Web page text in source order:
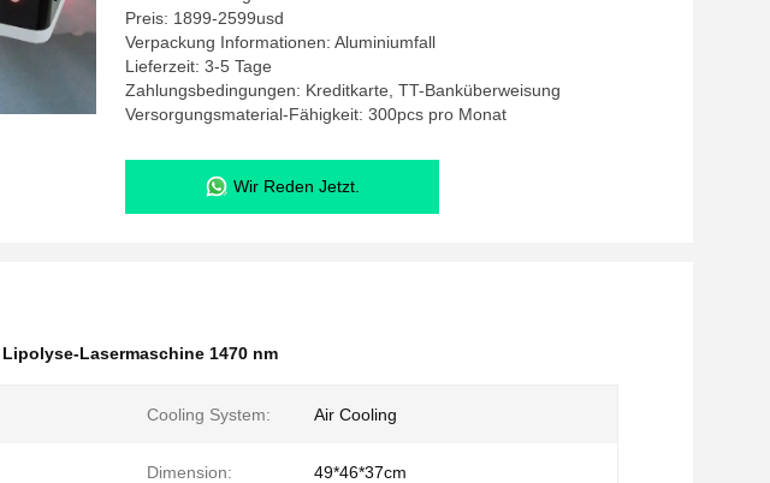
Preis: 1899-2599usd
Verpackung Informationen: Aluminiumfall
Lieferzeit: 3-5 Tage
Zahlungsbedingungen: Kreditkarte, TT-Banküberweisung
Versorgungsmaterial-Fähigkeit: 300pcs pro Monat
Wir Reden Jetzt.
Lipolyse-Lasermaschine 1470 nm
Cooling System: Air Cooling
Dimension: 49*46*37cm